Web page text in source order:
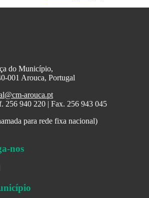
do Município,
001 Arouca, Portugal
arouca.pt
256 940 220 | Fax. 256 943 045
para rede fixa nacional)
nos